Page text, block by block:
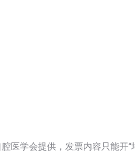
医学会提供，发票内容只能开“